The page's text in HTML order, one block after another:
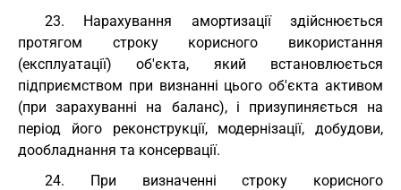
23. Нарахування амортизації здійснюється
протягом строку корисного використання
(експлуатації) об'єкта, який встановлюється
підприємством при визнанні цього об'єкта активом
(при зарахуванні на баланс), і призупиняється на
період його реконструкції, модернізації, добудови,
дообладнання та консервації.
24. При визначенні строку корисного